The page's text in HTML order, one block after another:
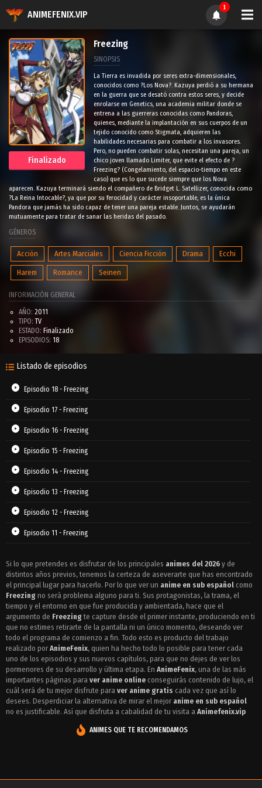
ANIMEFENIX.VIP
1
Finalizado
Freezing
SINOPSIS
La Tierra es invadida por seres extra-dimensionales,
conocidos como ?Los Nova?. Kazuya perdió a su hermana
en la guerra que se desató contra estos seres, y decide
enrolarse en Genetics, una academia militar donde se
entrena a las guerreras conocidas como Pandoras,
quienes, mediante la implantación en sus cuerpos de un
tejido conocido como Stigmata, adquieren las
habilidades necesarias para combatir a los invasores.
Pero, no pueden combatir solas, necesitan una pareja, un
chico joven llamado Limiter, que evite el efecto de ?
Freezing? (Congelamiento, del espacio-tiempo en este
caso) que es lo que sucede siempre que los Nova
aparecen. Kazuya terminará siendo el compañero de Bridget L. Satellizer, conocida como
?La Reina Intocable?, ya que por su ferocidad y carácter insoportable, es la única
Pandora que jamás ha sido capaz de tener una pareja estable. Juntos, se ayudarán
mutuamente para tratar de sanar las heridas del pasado.
GÉNEROS
Acción Artes Marciales Ciencia Ficción Drama Ecchi
Harem Romance Seinen
INFORMACIÓN GENERAL
AÑO: 2011
TIPO: TV
ESTADO: Finalizado
EPISODIOS: 18
Listado de episodios
Episodio 18 - Freezing
Episodio 17 - Freezing
Episodio 16 - Freezing
Episodio 15 - Freezing
Episodio 14 - Freezing
Episodio 13 - Freezing
Episodio 12 - Freezing
Episodio 11 - Freezing
Episodio 9 - Freezing
Episodio 8 - Freezing
Episodio 7 - Freezing
Episodio 6 - Freezing
Episodio 5 - Freezing
Episodio 4 - Freezing
Episodio 3 - Freezing
Episodio 2 - Freezing
Episodio 1 - Freezing
Si lo que pretendes es disfrutar de los principales animes del 2026 y de
distintos años previos, tenemos la certeza de aseverarte que has encontrado
el principal lugar para hacerlo. Por lo que ver un anime en sub español como
Freezing no será problema alguno para ti. Sus protagonistas, la trama, el
tiempo y el entorno en que fue producida y ambientada, hace que el
argumento de Freezing te capture desde el primer instante, produciendo en ti
que no estimes retirarte de la pantalla ni un único momento, deseando ver
todo el programa de comienzo a fin. Todo esto es producto del trabajo
realizado por AnimeFenix, quien ha hecho todo lo posible para tener cada
uno de los episodios y sus nuevos capítulos, para que no dejes de ver los
pormenores de su desarrollo y última etapa. En AnimeFenix, una de las más
importantes páginas para ver anime online conseguirás contenido de lujo, el
cuál será de tu mejor disfrute para ver anime gratis cada vez que así lo
desees. Desperdiciar la alternativa de mirar el mejor anime en sub español
no es justificable. Así que disfruta a cabalidad de tu visita a Animefenix.vip
ANIMES QUE TE RECOMENDAMOS